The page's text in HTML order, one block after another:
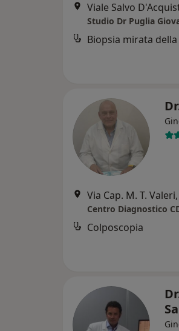
Viale Salvo
Centro Diagnostico
Colposcopia